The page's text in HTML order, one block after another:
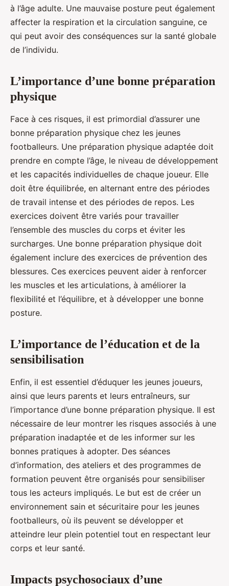
à l’âge adulte. Une mauvaise posture peut également
affecter la respiration et la circulation sanguine, ce
qui peut avoir des conséquences sur la santé globale
de l’individu.
L’importance d’une bonne préparation
physique
Face à ces risques, il est primordial d’assurer une
bonne préparation physique chez les jeunes
footballeurs. Une préparation physique adaptée doit
prendre en compte l’âge, le niveau de développement
et les capacités individuelles de chaque joueur. Elle
doit être équilibrée, en alternant entre des périodes
de travail intense et des périodes de repos. Les
exercices doivent être variés pour travailler
l’ensemble des muscles du corps et éviter les
surcharges. Une bonne préparation physique doit
également inclure des exercices de prévention des
blessures. Ces exercices peuvent aider à renforcer
les muscles et les articulations, à améliorer la
flexibilité et l’équilibre, et à développer une bonne
posture.
L’importance de l’éducation et de la
sensibilisation
Enfin, il est essentiel d’éduquer les jeunes joueurs,
ainsi que leurs parents et leurs entraîneurs, sur
l’importance d’une bonne préparation physique. Il est
nécessaire de leur montrer les risques associés à une
préparation inadaptée et de les informer sur les
bonnes pratiques à adopter. Des séances
d’information, des ateliers et des programmes de
formation peuvent être organisés pour sensibiliser
tous les acteurs impliqués. Le but est de créer un
environnement sain et sécuritaire pour les jeunes
footballeurs, où ils peuvent se développer et
atteindre leur plein potentiel tout en respectant leur
corps et leur santé.
Impacts psychosociaux d’une